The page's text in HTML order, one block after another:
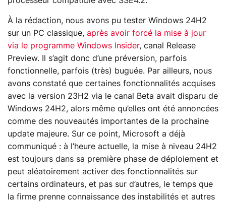
À la rédaction, nous avons pu tester Windows 24H2
sur un PC classique, après avoir forcé la mise à jour
via le programme Windows Insider, canal Release
Preview. Il s’agit donc d’une préversion, parfois
fonctionnelle, parfois (très) buguée. Par ailleurs, nous
avons constaté que certaines fonctionnalités acquises
avec la version 23H2 via le canal Beta avait disparu de
Windows 24H2, alors même qu’elles ont été annoncées
comme des nouveautés importantes de la prochaine
update majeure. Sur ce point, Microsoft a déjà
communiqué : à l’heure actuelle, la mise à niveau 24H2
est toujours dans sa première phase de déploiement et
peut aléatoirement activer des fonctionnalités sur
certains ordinateurs, et pas sur d’autres, le temps que
la firme prenne connaissance des instabilités et autres